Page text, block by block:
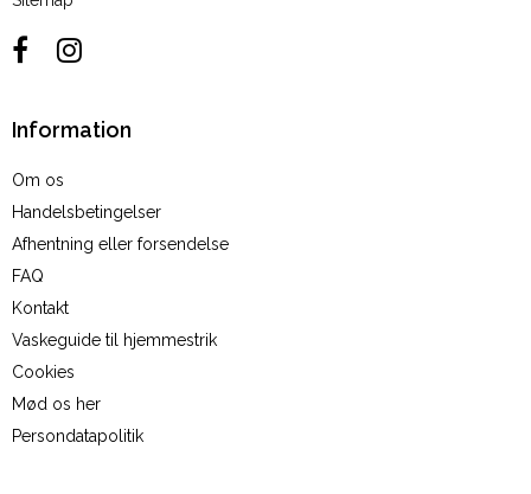
Information
Om os
Handelsbetingelser
Afhentning eller forsendelse
FAQ
Kontakt
Vaskeguide til hjemmestrik
Cookies
Mød os her
Persondatapolitik